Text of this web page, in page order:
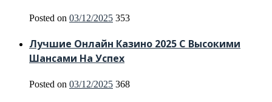
Posted on 03/12/2025 353
Лучшие Онлайн Казино 2025 С Высокими
Шансами На Успех
Posted on 03/12/2025 368